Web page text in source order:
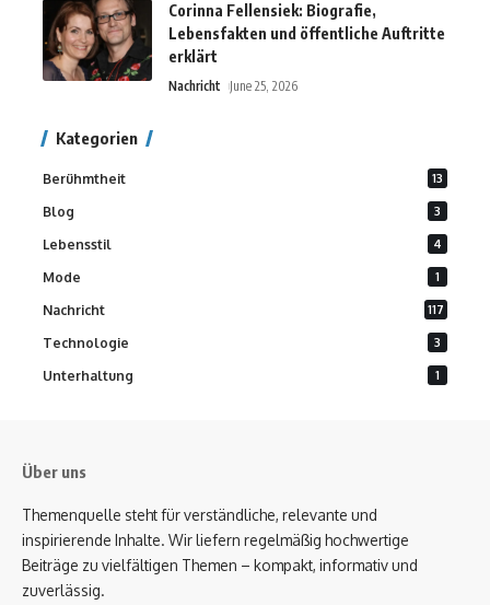
Corinna Fellensiek: Biografie,
Lebensfakten und öffentliche Auftritte
erklärt
Nachricht June 25, 2026
Kategorien
Berühmtheit 13
Blog 3
Lebensstil 4
Mode 1
Nachricht 117
Technologie 3
Unterhaltung 1
Über uns
Themenquelle steht für verständliche, relevante und
inspirierende Inhalte. Wir liefern regelmäßig hochwertige
Beiträge zu vielfältigen Themen – kompakt, informativ und
zuverlässig.